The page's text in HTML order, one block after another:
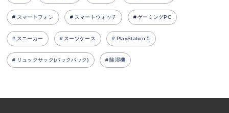
スマートフォン スマートウォッチ ゲーミングPC
スニーカー スーツケース PlayStation 5
リュックサック(バックパック) 除湿機